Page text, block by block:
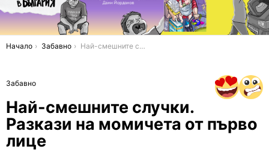
You are here:
Начало Забавно Най-смешните случки. Разкази на момичета от първо лице
Забавно
Най-смешните случки.
Разкази на момичета от първо
лице